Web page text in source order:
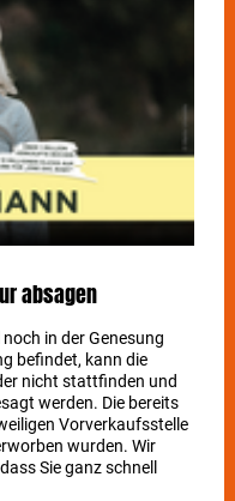
| Badesalz |
Halle 19.05. | tAKiDA |
Wizemann 21.05. | Alin
Theaterhaus 21.05. |
absagen
in der Genesung
befindet, kann die
nicht stattfinden und
werden. Die bereits
Vorverkaufsstelle
wurden. Wir
Sie ganz schnell